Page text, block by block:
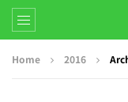
Home 2016